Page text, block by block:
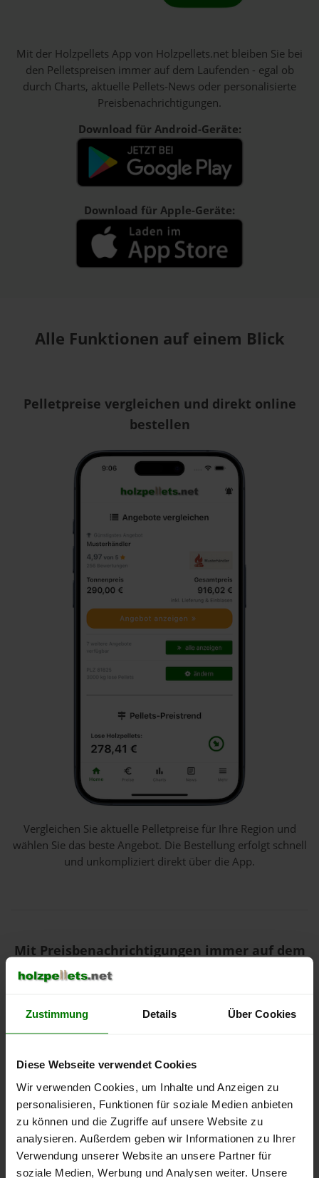
Zustimmung Details Über Cookies
Diese Webseite verwendet Cookies
Wir verwenden Cookies, um Inhalte und Anzeigen zu
personalisieren, Funktionen für soziale Medien anbieten
zu können und die Zugriffe auf unsere Website zu
analysieren. Außerdem geben wir Informationen zu Ihrer
Verwendung unserer Website an unsere Partner für
soziale Medien, Werbung und Analysen weiter. Unsere
Mit der Holzpellets App von Holzpellets.net bleiben Sie bei
den Pelletspreisen immer auf dem Laufenden - egal ob
durch Charts, aktuelle Pellets-News oder personalisierte
Preisbenachrichtigungen.
Download für Android-Geräte:
Download für Apple-Geräte:
Alle Funktionen auf einem Blick
Pelletpreise vergleichen und direkt online
bestellen
Vergleichen Sie aktuelle Pelletpreise für Ihre Region und
wählen Sie das beste Angebot. Die Bestellung erfolgt schnell
und unkompliziert direkt über die App.
Mit Preisbenachrichtigungen immer auf dem
aktuellen Stand